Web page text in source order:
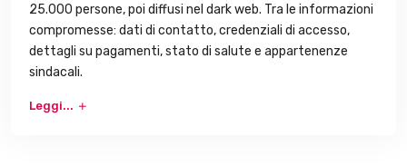
25.000 persone, poi diffusi nel dark web. Tra le informazioni
compromesse: dati di contatto, credenziali di accesso,
dettagli su pagamenti, stato di salute e appartenenze
sindacali.
Leggi...